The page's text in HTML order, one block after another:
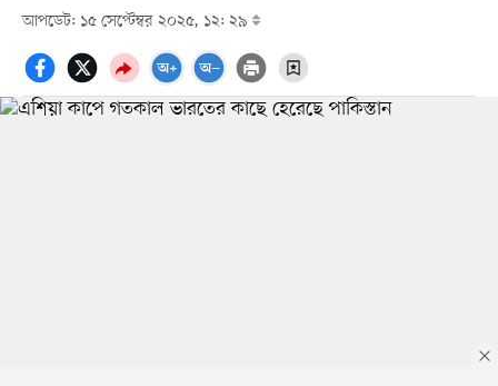
আপডেট: ১৫ সেপ্টেম্বর ২০২৫, ১২: ২৯